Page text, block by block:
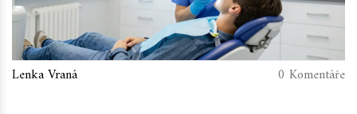
Lenka Vraná 0 Komentáře